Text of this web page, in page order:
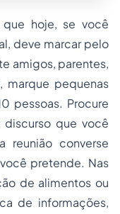
hoje, se você
deve marcar pelo
amigos, parentes,
marque pequenas
pessoas. Procure
que você
reunião converse
pretende. Nas
de alimentos ou
de informações,